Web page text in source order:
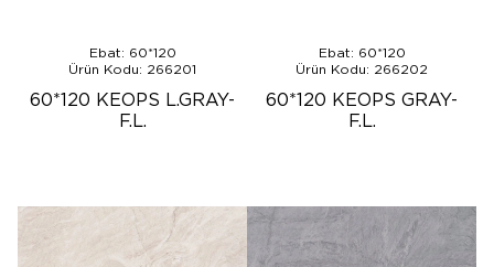
Ebat: 60*120
Ürün Kodu: 266201
60*120 KEOPS L.GRAY-
F.L.
Ebat: 60*120
Ürün Kodu: 266202
60*120 KEOPS GRAY-
F.L.